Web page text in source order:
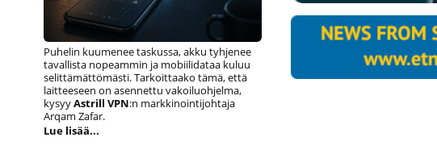
Puhelin kuumenee taskussa, akku tyhjenee
tavallista nopeammin ja mobiilidataa kuluu
selittämättömästi. Tarkoittaako tämä, että
laitteeseen on asennettu vakoiluohjelma,
kysyyAstrill VPN:n markkinointijohtaja
Arqam Zafar.
Lue lisää...